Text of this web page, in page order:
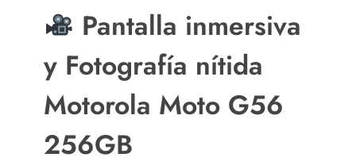
Pantalla inmersiva
y Fotografía nítida
Motorola Moto G56
256GB